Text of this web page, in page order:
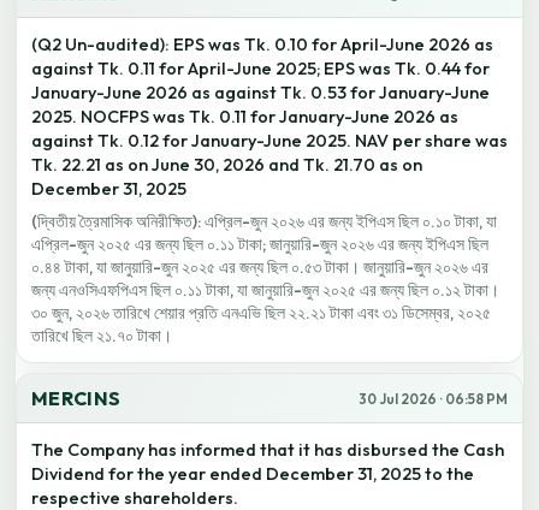
(Q2 Un-audited): EPS was Tk. 0.10 for April-June 2026 as
against Tk. 0.11 for April-June 2025; EPS was Tk. 0.44 for
January-June 2026 as against Tk. 0.53 for January-June
2025. NOCFPS was Tk. 0.11 for January-June 2026 as
against Tk. 0.12 for January-June 2025. NAV per share was
Tk. 22.21 as on June 30, 2026 and Tk. 21.70 as on
December 31, 2025
(দ্বিতীয় ত্রৈমাসিক অনিরীক্ষিত): এপ্রিল-জুন ২০২৬ এর জন্য ইপিএস ছিল ০.১০ টাকা, যা
এপ্রিল-জুন ২০২৫ এর জন্য ছিল ০.১১ টাকা; জানুয়ারি-জুন ২০২৬ এর জন্য ইপিএস ছিল
০.৪৪ টাকা, যা জানুয়ারি-জুন ২০২৫ এর জন্য ছিল ০.৫৩ টাকা। জানুয়ারি-জুন ২০২৬ এর
জন্য এনওসিএফপিএস ছিল ০.১১ টাকা, যা জানুয়ারি-জুন ২০২৫ এর জন্য ছিল ০.১২ টাকা।
৩০ জুন, ২০২৬ তারিখে শেয়ার প্রতি এনএভি ছিল ২২.২১ টাকা এবং ৩১ ডিসেম্বর, ২০২৫
তারিখে ছিল ২১.৭০ টাকা।
MERCINS 30 Jul 2026 · 06:58 PM
The Company has informed that it has disbursed the Cash
Dividend for the year ended December 31, 2025 to the
respective shareholders.